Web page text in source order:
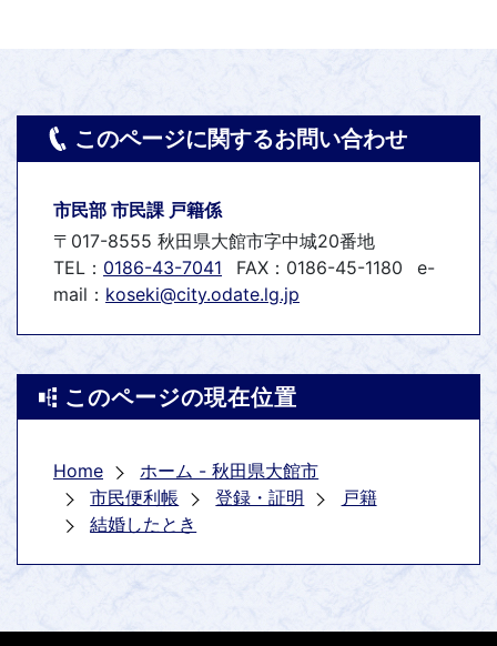
このページに関するお問い合わせ
市民部 市民課 戸籍係
〒017-8555 秋田県大館市字中城20番地
TEL： 0186-43-7041 FAX：0186-45-1180
e-
mail： koseki@city.odate.lg.jp
このページの現在位置
Home
ホーム - 秋田県大館市
市民便利帳
登録・証明
戸籍
結婚したとき